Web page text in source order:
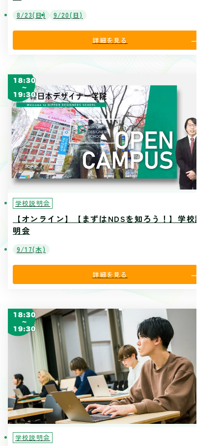
8/23(日) 9/20(日)
詳細を見る
学校説明会
【オンライン】【まずはNDSを知ろう！】学校説
明会
9/17(木)
詳細を見る
学校説明会